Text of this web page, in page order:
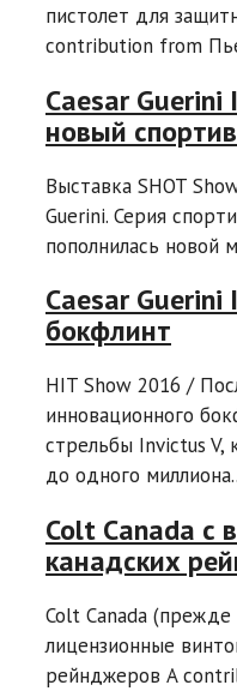
пистолет для
contribution from
Caesar
новый
Выставка SHOT
Guerini. Серия
пополнилась новой
Caesar Guerini
бокфлинт
HIT Show 2016 /
инновационного
стрельбы Invictus V,
до одного
Colt Canada с
канадских
Colt Canada (прежде
лицензионные
рейнджеров A